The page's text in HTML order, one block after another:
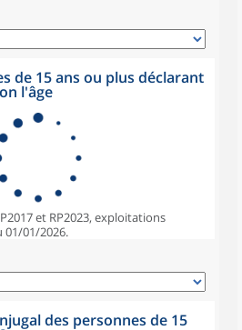
de 15 ans ou plus déclarant
l'âge
et RP2023, exploitations
01/01/2026.
des personnes de 15